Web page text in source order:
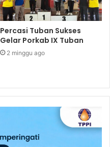
Percasi Tuban Sukses
Gelar Porkab IX Tuban
2 minggu ago